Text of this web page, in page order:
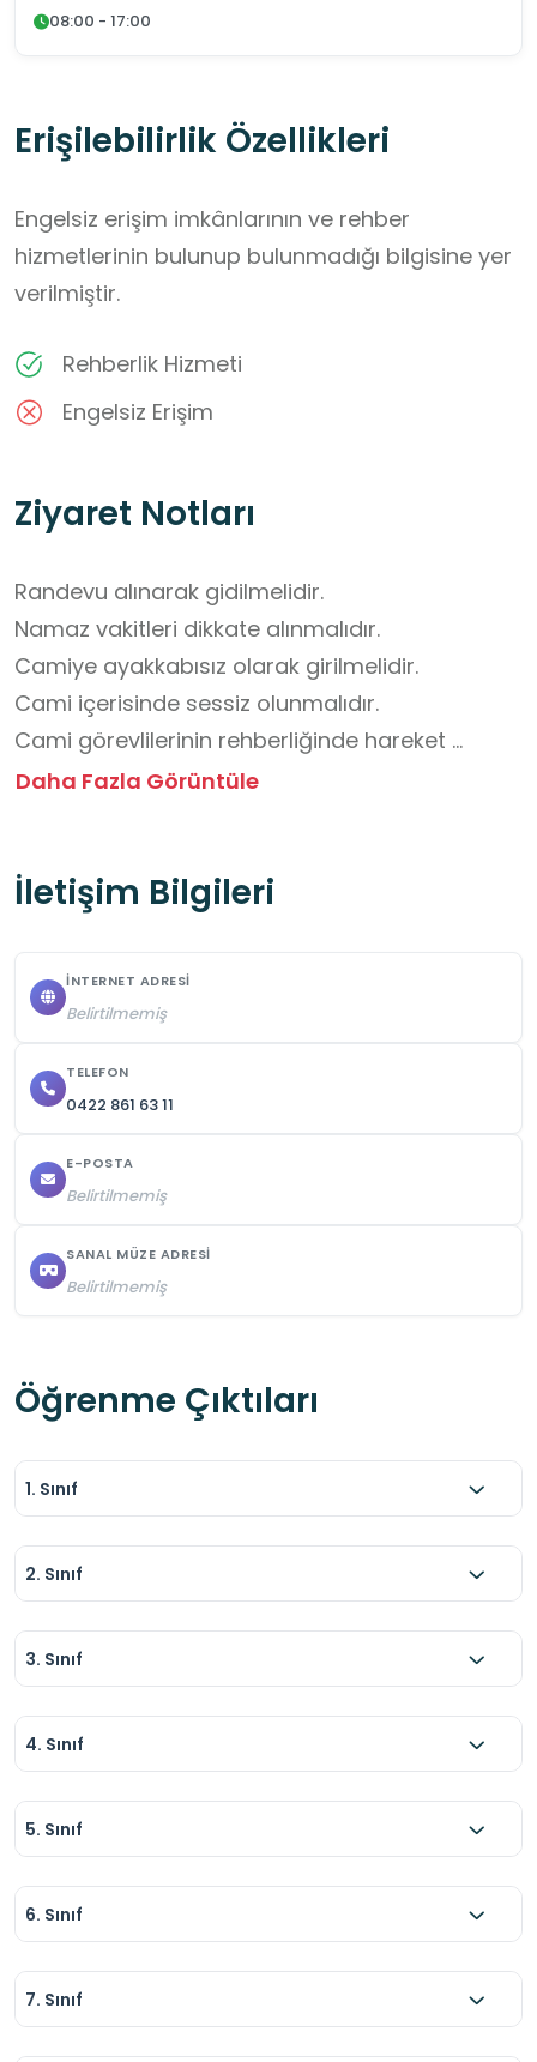
08:00 - 17:00
Erişilebilirlik Özellikleri
Engelsiz erişim imkânlarının ve rehber
hizmetlerinin bulunup bulunmadığı bilgisine yer
verilmiştir.
Rehberlik Hizmeti
Engelsiz Erişim
Ziyaret Notları
Randevu alınarak gidilmelidir.
Namaz vakitleri dikkate alınmalıdır.
Camiye ayakkabısız olarak girilmelidir.
Cami içerisinde sessiz olunmalıdır.
Cami görevlilerinin rehberliğinde hareket
edilmeli, talimatlara uyulmalıdır.
Daha Fazla Görüntüle
İletişim Bilgileri
İNTERNET ADRESI
Belirtilmemiş
TELEFON
0422 861 63 11
E-POSTA
Belirtilmemiş
SANAL MÜZE ADRESI
Belirtilmemiş
Öğrenme Çıktıları
1. Sınıf
2. Sınıf
3. Sınıf
4. Sınıf
5. Sınıf
6. Sınıf
7. Sınıf